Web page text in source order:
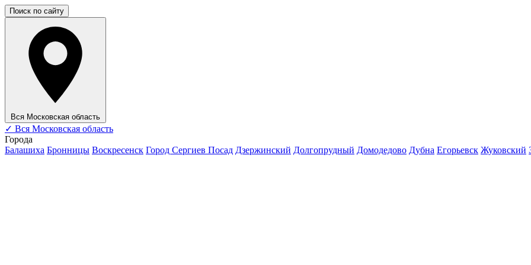
Поиск по сайту
Вся Московская область
✓ Вся Московская область
Города
Балашиха Бронницы Воскресенск Город Сергиев Посад Дзержинский Долгопрудный Домодедово Дубна Егорьевск Жуковский